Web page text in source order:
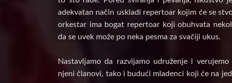
adekvatan način uskladi repertoar kojim će se
orkestar ima bogat repertoar koji obuhvata
da se uvek može po neka pesma za svačiji ukus.
Nastavljamo da razvijamo udruženje i
njeni članovi, tako i budući mladenci koji će na